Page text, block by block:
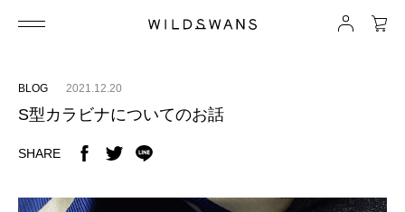
BLOG 2021.12.20
S型カラビナについてのお話
SHARE